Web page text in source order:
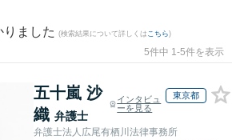
りました (検索結果について詳しくは こちら)
5件中 1-5件を表示
五十嵐 沙
織 弁護士
インタビュ
ーを見る
東京都
弁護士法人広尾有栖川法律事務所